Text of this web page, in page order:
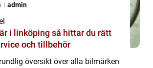
admin
så hittar du rätt
och tillbehör
översikt över alla bilmärken